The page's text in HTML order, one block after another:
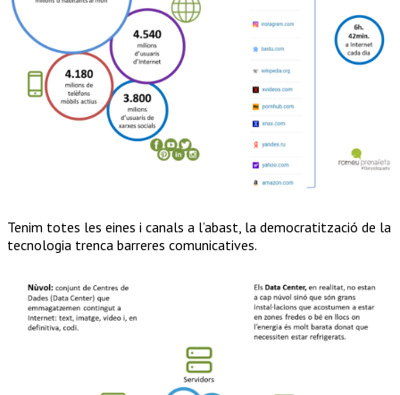
Tenim totes les eines i canals a l’abast, la democratització de la
tecnologia trenca barreres comunicatives.